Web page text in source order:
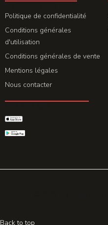
Politique de confidentialité
Conditions générales
d'utilisation
Conditions générales de vente
Mentions légales
Nous contacter
Back to top